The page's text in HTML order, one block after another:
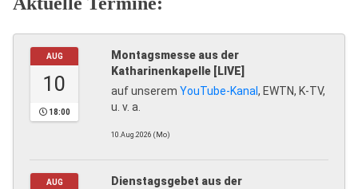
AUG
10
18:00
Montagsmesse aus der
Katharinenkapelle [LIVE]
auf unserem YouTube-Kanal , EWTN, K-TV,
u. v. a.
10.Aug.2026 (Mo)
AUG
Dienstagsgebet aus der